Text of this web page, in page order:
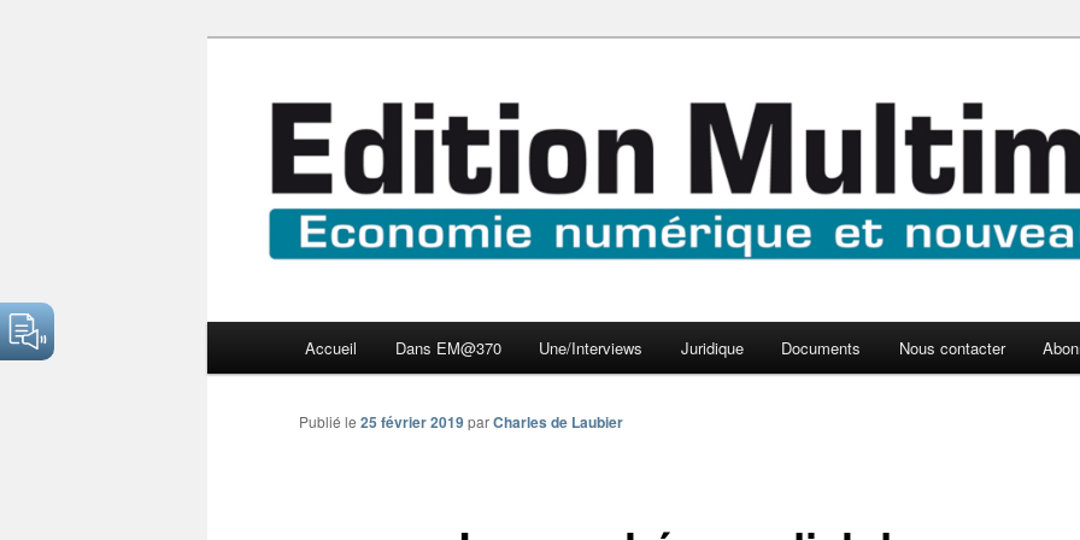
Edition Multimédi@
Accueil Dans EM@370 Une/Interviews Juridique Documents Nous contacter
Publié le 25 février 2019parCharles de Laubier